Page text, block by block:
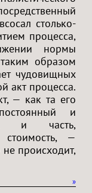
столько-
процесса,
нормы
образом
чудовищных
акт процесса.
— как та его
и
и часть,
стоимость, —
происходит,
»